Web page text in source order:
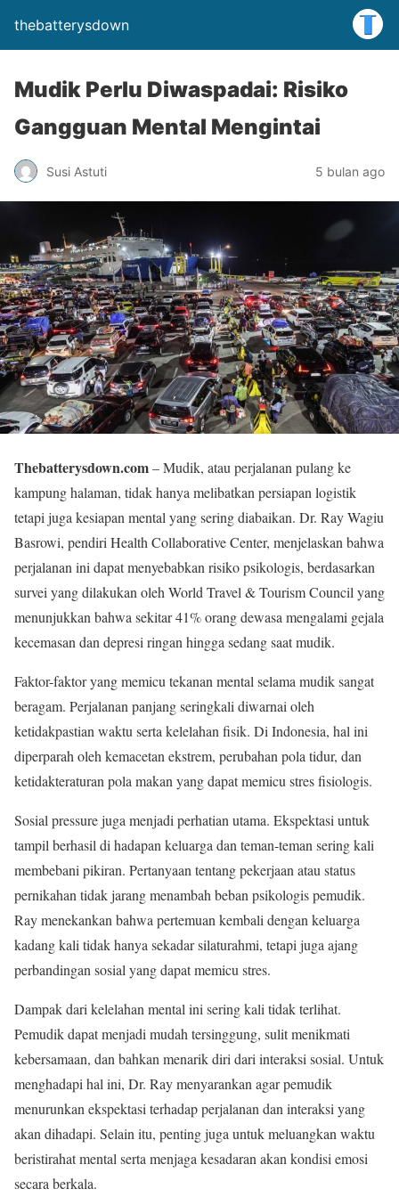
thebatterysdown
Mudik Perlu Diwaspadai: Risiko
Gangguan Mental Mengintai
Susi Astuti 5 bulan ago
Thebatterysdown.com– Mudik, atau perjalanan pulang ke
kampung halaman, tidak hanya melibatkan persiapan logistik
tetapi juga kesiapan mental yang sering diabaikan. Dr. Ray Wagiu
Basrowi, pendiri Health Collaborative Center, menjelaskan bahwa
perjalanan ini dapat menyebabkan risiko psikologis, berdasarkan
survei yang dilakukan oleh World Travel & Tourism Council yang
menunjukkan bahwa sekitar 41% orang dewasa mengalami gejala
kecemasan dan depresi ringan hingga sedang saat mudik.
Faktor-faktor yang memicu tekanan mental selama mudik sangat
beragam. Perjalanan panjang seringkali diwarnai oleh
ketidakpastian waktu serta kelelahan fisik. Di Indonesia, hal ini
diperparah oleh kemacetan ekstrem, perubahan pola tidur, dan
ketidakteraturan pola makan yang dapat memicu stres fisiologis.
Sosial pressure juga menjadi perhatian utama. Ekspektasi untuk
tampil berhasil di hadapan keluarga dan teman-teman sering kali
membebani pikiran. Pertanyaan tentang pekerjaan atau status
pernikahan tidak jarang menambah beban psikologis pemudik.
Ray menekankan bahwa pertemuan kembali dengan keluarga
kadang kali tidak hanya sekadar silaturahmi, tetapi juga ajang
perbandingan sosial yang dapat memicu stres.
Dampak dari kelelahan mental ini sering kali tidak terlihat.
Pemudik dapat menjadi mudah tersinggung, sulit menikmati
kebersamaan, dan bahkan menarik diri dari interaksi sosial. Untuk
menghadapi hal ini, Dr. Ray menyarankan agar pemudik
menurunkan ekspektasi terhadap perjalanan dan interaksi yang
akan dihadapi. Selain itu, penting juga untuk meluangkan waktu
beristirahat mental serta menjaga kesadaran akan kondisi emosi
secara berkala.